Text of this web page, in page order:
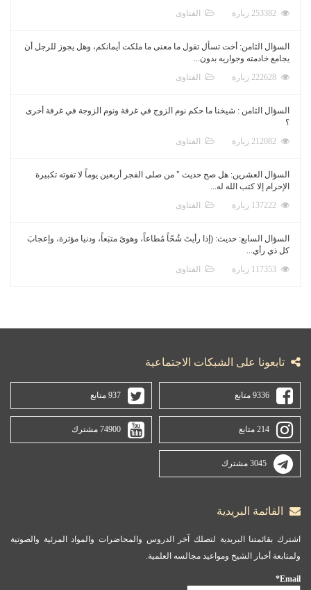
الفتاوى
السؤال الثامن: أخت تسأل تقول ما معنى ما ملكت أيمانكم، وهل يجوز للرجل أن
يجامع خادمته وجواريه بدون...
الفتاوى
السؤال الثامن : شيخنا ما حكم نوم الزوج في غرفة ونوم الزوجة في غرفة أخرى
؟
الفتاوى
السؤال العشرين: هل صح حديث " من صلى الفجر أربعين يوماً لا تفوته تكبيرة
الإحرام إلا كتب الله له...
الفتاوى
السؤال السابع: حديث: (إذا رأيتَ شُحّاً مُطاعاً، وهوىً متبَعاً، ودنيا مؤثرة، وإعجابَ
كل ذي رأي...
الفتاوى
تابعونا على الشبكات الاجتماعية
9336 متابع 937 متابع
214 متابع 74900 مشترك
3045 مشترك
القائمة البريدية
اشترك بقائمتنا البريدية لتصلك آخر الدروس والمحاضرات والمواد المرئية والصوتية
ولمتابعة أخبار الشيخ ومواعيد مجالسه العلمية.
Email*